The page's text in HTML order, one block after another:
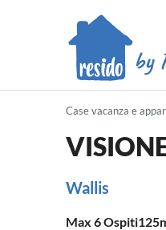
Case vacanza e
Wallis
Max 6Ospiti